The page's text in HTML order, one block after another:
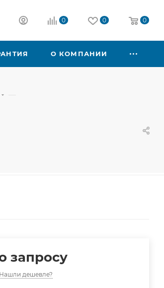
0 0 0
О КОМПАНИИ
—
запросу
Нашли дешевле?